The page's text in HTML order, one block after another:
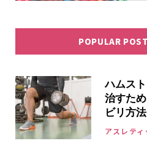
POPULAR
ハムス
治すた
ビリ方法
アスレテ